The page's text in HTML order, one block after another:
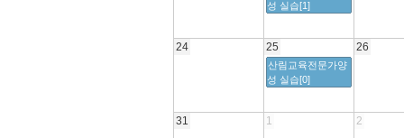
24 25 26
31 1 2
성 실습[1]
산림교육전문가양
성 실습[0]